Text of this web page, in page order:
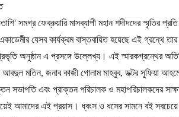
সমগ্র ফেব্রুয়ারি মাসব্যাপী মহান শদীদদের স্মৃতির
যেসব কার্যক্রম বাস্তবায়িত হয়েছে এই গ্রন্থে তার
অনুষ্ঠান এ প্রসঙ্গে উল্লেখ্য। এই স্মারকগ্রন্থের
আবদুল মতিন, জনাব কাজী গোলাম মাহবুব, ডক্টর সুফিয়া
সভাপতি এবং প্রাক্তন পরিচালক ও মহাপরিচালকদের
আমাদের এই প্রয়াস। ধ্বংস ও ধসের সামনে বই